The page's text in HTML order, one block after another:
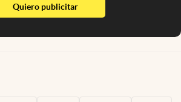
Quiero publicitarabre en nueva pestaña